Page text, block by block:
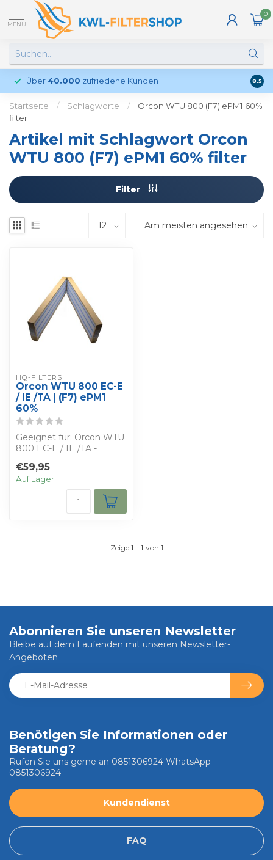
MENU
0
Über 40.000 zufriedene Kunden 8.5
Startseite / Schlagworte /
Orcon WTU 800 (F7) ePM1 60%
filter
Artikel mit Schlagwort Orcon
WTU 800 (F7) ePM1 60% filter
Filter
HQ-FILTERS
Orcon WTU 800 EC-E
/ IE /TA | (F7) ePM1
60%
Geeignet für: Orcon WTU
800 EC-E / IE /TA -
eigenen Rabatt ...
€59,95
Auf Lager
Zeige 1 - 1 von 1
Benötigen Sie Informationen oder
Beratung?
Rufen Sie uns gerne an 0851306924 WhatsApp
0851306924
Kundendienst
FAQ
Abonnieren Sie unseren Newsletter
Bleibe auf dem Laufenden mit unseren Newsletter-
Angeboten